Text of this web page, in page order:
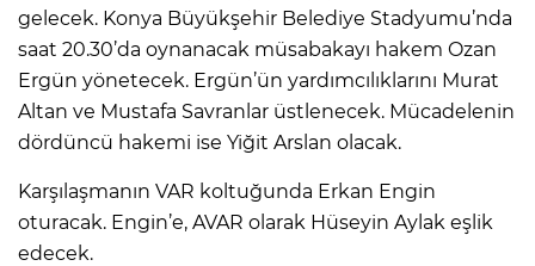
gelecek. Konya Büyükşehir Belediye Stadyumu’nda
saat 20.30’da oynanacak müsabakayı hakem Ozan
Ergün yönetecek. Ergün’ün yardımcılıklarını Murat
Altan ve Mustafa Savranlar üstlenecek. Mücadelenin
dördüncü hakemi ise Yiğit Arslan olacak.
Karşılaşmanın VAR koltuğunda Erkan Engin
oturacak. Engin’e, AVAR olarak Hüseyin Aylak eşlik
edecek.